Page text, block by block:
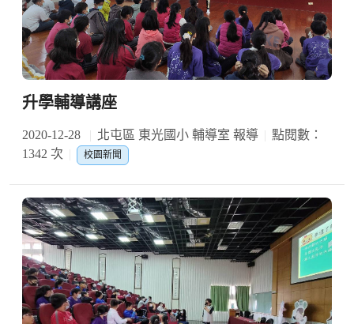
升學輔導講座
2020-12-28 北屯區 東光國小 輔導室 報導
點閱數：
1342 次
校園新聞